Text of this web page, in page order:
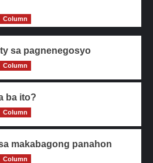
Column
sa pagnenegosyo
Column
ba ito?
Column
makabagong panahon
Column